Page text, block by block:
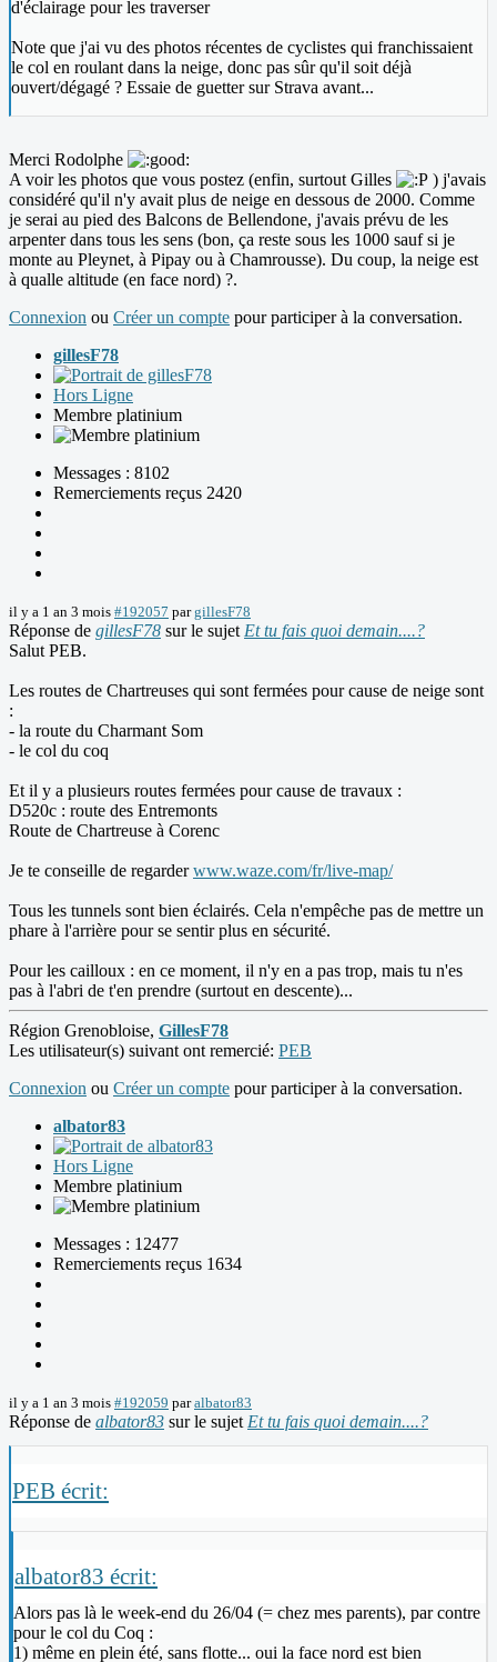
d'éclairage pour les traverser
Note que j'ai vu des photos récentes de cyclistes qui franchissaient
le col en roulant dans la neige, donc pas sûr qu'il soit déjà
ouvert/dégagé ? Essaie de guetter sur Strava avant...
Merci Rodolphe
A voir les photos que vous postez (enfin, surtout Gilles
) j'avais
considéré qu'il n'y avait plus de neige en dessous de 2000. Comme
je serai au pied des Balcons de Bellendone, j'avais prévu de les
arpenter dans tous les sens (bon, ça reste sous les 1000 sauf si je
monte au Pleynet, à Pipay ou à Chamrousse). Du coup, la neige est
à qualle altitude (en face nord) ?.
Connexion ou Créer un compte pour participer à la conversation.
gillesF78
Hors Ligne
Membre platinium
Messages : 8102
Remerciements reçus 2420
il y a 1 an 3 mois #192057 pargillesF78
Réponse de gillesF78 sur le sujet Et tu fais quoi demain....?
Salut PEB.
Les routes de Chartreuses qui sont fermées pour cause de neige sont
:
- la route du Charmant Som
- le col du coq
Et il y a plusieurs routes fermées pour cause de travaux :
D520c : route des Entremonts
Route de Chartreuse à Corenc
Je te conseille de regarderwww.waze.com/fr/live-map/
Tous les tunnels sont bien éclairés. Cela n'empêche pas de mettre un
phare à l'arrière pour se sentir plus en sécurité.
Pour les cailloux : en ce moment, il n'y en a pas trop, mais tu n'es
pas à l'abri de t'en prendre (surtout en descente)...
Région Grenobloise, GillesF78
Les utilisateur(s) suivant ont remercié: PEB
Connexion ou Créer un compte pour participer à la conversation.
albator83
Hors Ligne
Membre platinium
Messages : 12477
Remerciements reçus 1634
il y a 1 an 3 mois #192059 paralbator83
Réponse de albator83 sur le sujet Et tu fais quoi demain....?
PEB écrit:
albator83 écrit:
Alors pas là le week-end du 26/04 (= chez mes parents), par contre
pour le col du Coq :
1) même en plein été, sans flotte... oui la face nord est bien